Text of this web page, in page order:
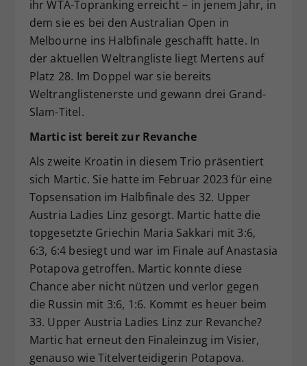
ihr WTA-Topranking erreicht – in jenem Jahr, in
dem sie es bei den Australian Open in
Melbourne ins Halbfinale geschafft hatte. In
der aktuellen Weltrangliste liegt Mertens auf
Platz 28. Im Doppel war sie bereits
Weltranglistenerste und gewann drei Grand-
Slam-Titel.
Martic ist bereit zur Revanche
Als zweite Kroatin in diesem Trio präsentiert
sich Martic. Sie hatte im Februar 2023 für eine
Topsensation im Halbfinale des 32. Upper
Austria Ladies Linz gesorgt. Martic hatte die
topgesetzte Griechin Maria Sakkari mit 3:6,
6:3, 6:4 besiegt und war im Finale auf Anastasia
Potapova getroffen. Martic konnte diese
Chance aber nicht nützen und verlor gegen
die Russin mit 3:6, 1:6. Kommt es heuer beim
33. Upper Austria Ladies Linz zur Revanche?
Martic hat erneut den Finaleinzug im Visier,
genauso wie Titelverteidigerin Potapova.